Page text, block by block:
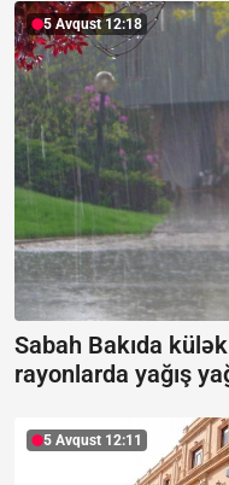
5 Avqust 12:18
Sabah Bakıda
rayonlarda yağış
5 Avqust 12:11